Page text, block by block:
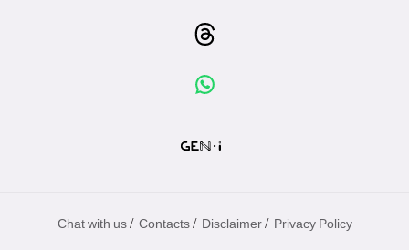
Chat with us / Contacts / Disclaimer / Privacy Policy